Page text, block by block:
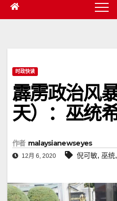
时政快读
霹雳政治风
天）：巫统
作者 malaysianewseyes
12月 6, 2020 倪可敏, 巫统,